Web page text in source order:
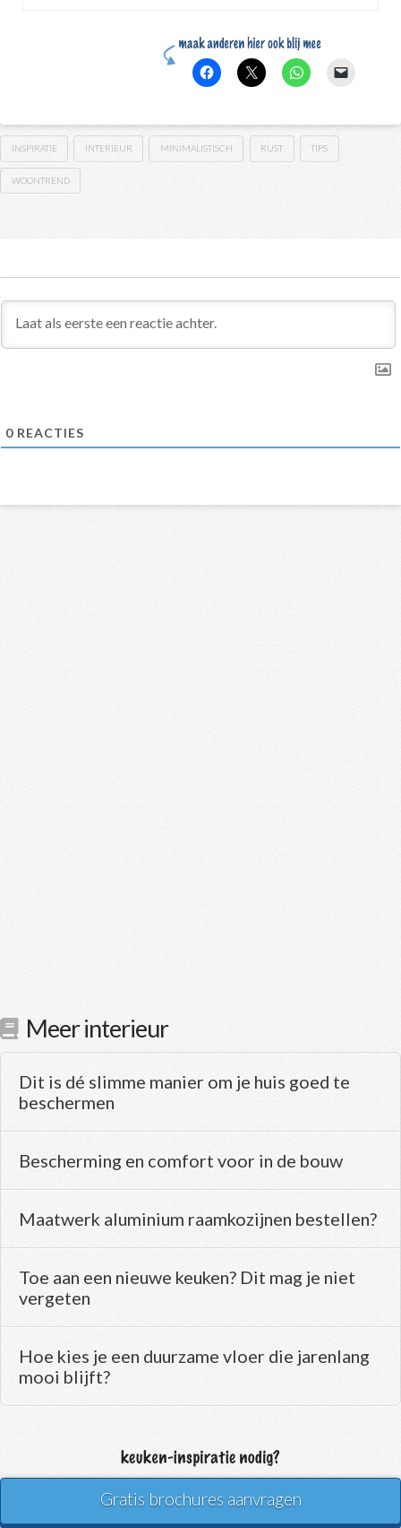
INSPIRATIE INTERIEUR MINIMALISTISCH RUST TIPS
WOONTREND
0 REACTIES
Meer interieur
Dit is dé slimme manier om je huis goed te
beschermen
Bescherming en comfort voor in de bouw
Maatwerk aluminium raamkozijnen bestellen?
Toe aan een nieuwe keuken? Dit mag je niet
vergeten
Hoe kies je een duurzame vloer die jarenlang
mooi blijft?
Gratis brochures aanvragen